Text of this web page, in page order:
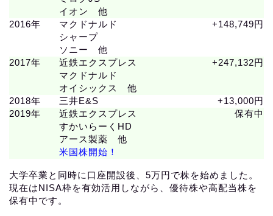
イオン 他
2016年
マクドナルド
シャープ
ソニー 他
+148,749円
2017年
近鉄エクスプレス
マクドナルド
オイシックス 他
+247,132円
2018年 三井E&S
+13,000円
2019年
近鉄エクスプレス
すかいらーくHD
アース製薬 他
米国株開始！
保有中
大学卒業と同時に口座開設後、5万円で株を始めました。
現在はNISA枠を有効活用しながら、優待株や高配当株を
保有中です。